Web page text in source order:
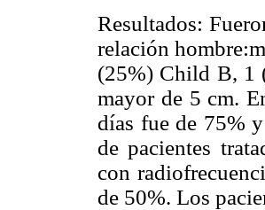
Resultados:
relación
(25%) Child B, 1
mayor de 5 cm.
días fue de 75%
de pacientes
con
de 50%. Los